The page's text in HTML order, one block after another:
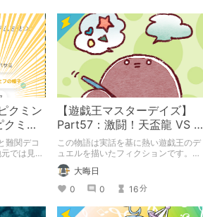
クミン
ミン
】
難関デコ
では見つ
旅をお
ーマ「お
【遊戯王マスターデイズ】
Part57：激闘！天盃龍 VS 千
年D【架空デュエル】
この物語は実話を基に熱い遊戯王のデ
ュエルを描いたフィクションです。
（自分用メモ：2025-05-14）
大晦日
0
0 16分